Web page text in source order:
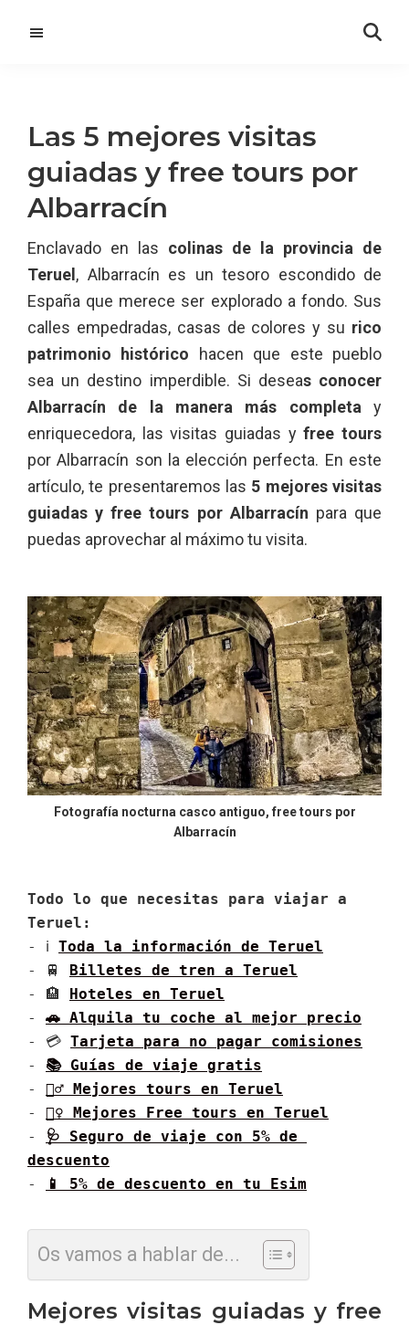
principal
Las 5 mejores visitas
guiadas y free tours por
Albarracín
Enclavado en las colinas de la provincia de
Teruel , Albarracín es un tesoro escondido de
España que merece ser explorado a fondo. Sus
calles empedradas, casas de colores y su rico
patrimonio histórico hacen que este pueblo
sea un destino imperdible. Si deseas conocer
Albarracín de la manera más completa y
enriquecedora, las visitas guiadas yfree tours
por Albarracín son la elección perfecta. En este
artículo, te presentaremos las 5 mejores visitas
guiadas y free tours por Albarracín para que
puedas aprovechar al máximo tu visita.
Fotografía nocturna casco antiguo, free tours por
Albarracín
Todo lo que necesitas para viajar a
Teruel:
- ℹ Toda la información de Teruel
- 🚆 Billetes de tren a Teruel
- 🏨 Hoteles en Teruel
- 🚗 Alquila tu coche al mejor precio
- 💳 Tarjeta para no pagar comisiones
- 📚 Guías de viaje gratis
- 🚶‍♂️ Mejores tours en Teruel
- 🚶‍♀️ Mejores Free tours en Teruel
-
🩺 Seguro de viaje con 5% de
descuento
-
📱 5% de descuento en tu Esim
Os vamos a hablar de...
Mejores visitas guiadas y free